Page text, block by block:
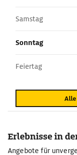
Samstag
Sonntag
Feiertag
Erlebnisse in
Angebote für